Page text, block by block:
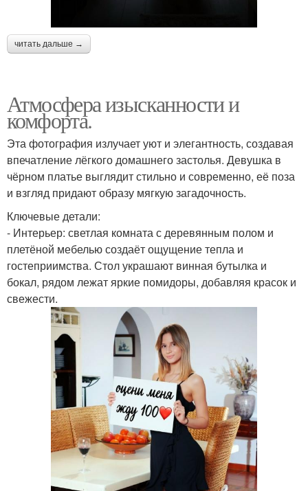
читать дальше →
Атмосфера изысканности и
комфорта.
Эта фотография излучает уют и элегантность, создавая
впечатление лёгкого домашнего застолья. Девушка в
чёрном платье выглядит стильно и современно, её поза
и взгляд придают образу мягкую загадочность.
Ключевые детали:
- Интерьер: светлая комната с деревянным полом и
плетёной мебелью создаёт ощущение тепла и
гостеприимства. Стол украшают винная бутылка и
бокал, рядом лежат яркие помидоры, добавляя красок и
свежести.